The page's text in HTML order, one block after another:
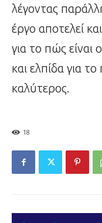
λέγοντας
έργο αποτελεί
για το πώς
και ελπίδα για
καλύτερος.
18